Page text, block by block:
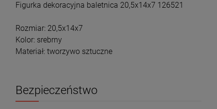
Figurka dekoracyjna baletnica 20,5x14x7 126521
Rozmiar: 20,5x14x7
Kolor: srebrny
Materiał: tworzywo sztuczne
Bezpieczeństwo